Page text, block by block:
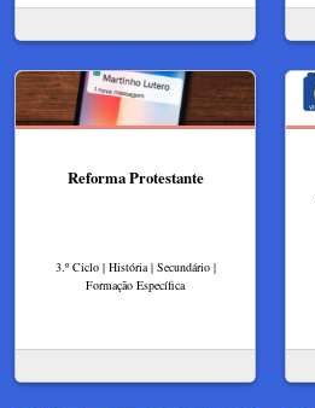
Reforma Protestante
3.º Ciclo | História | Secundário |
Formação Específica